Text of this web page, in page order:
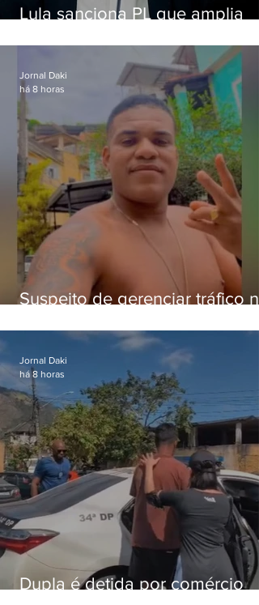
Lula sanciona PL que amplia
crianças
Suspeito de gerenciar tráfico na
foragido
Jornal Daki
há 8 horas
Dupla é detida por comércio
Jornal Daki
há 8 horas